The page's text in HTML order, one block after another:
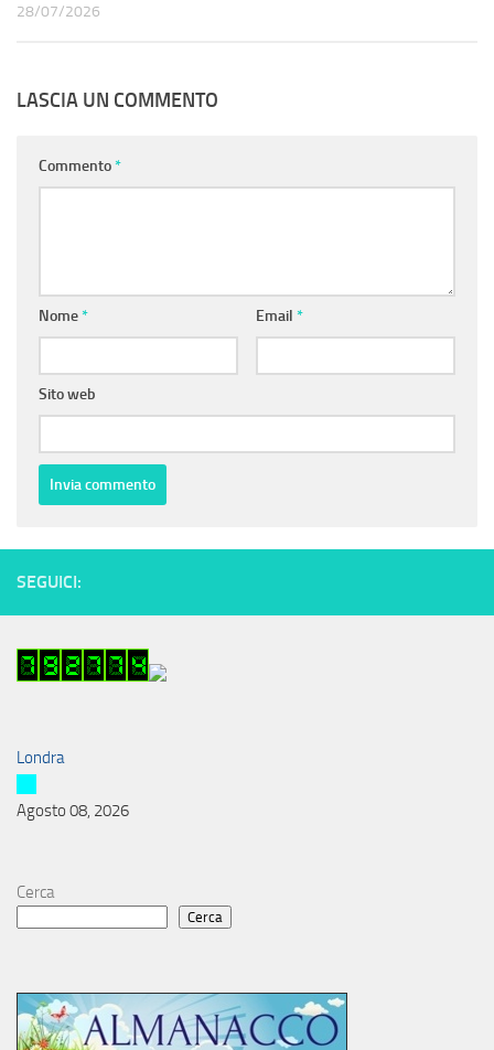
28/07/2026
LASCIA UN COMMENTO
Commento*
Nome* Email *
Sito web
SEGUICI:
Londra
Agosto 08, 2026
Cerca
Cerca